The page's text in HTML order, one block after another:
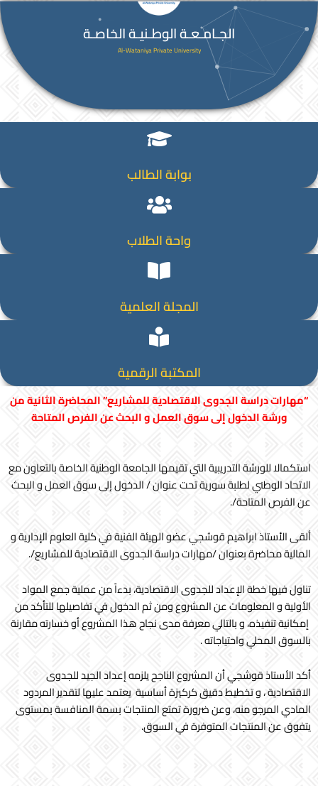
الجـامـعـة الوطـنيـة الخاصـة
Al-Wataniya Private University
بوابة الطالب
واحة الطلاب
المجلة العلمية
المكتبة الرقمية
“مهارات دراسة الجدوى الاقتصادية للمشاريع” المحاضرة الثانية من
ورشة الدخول إلى سوق العمل و البحث عن الفرص المتاحة
استكمالا للورشة التدريبية التي تقيمها الجامعة الوطنية الخاصة بالتعاون مع
الاتحاد الوطني لطلبة سورية تحت عنوان / الدخول إلى سوق العمل و البحث
عن الفرص المتاحة/.
ألقى الأستاذ ابراهيم قوشجي عضو الهيئة الفنية في كلية العلوم الإدارية و
المالية محاضرة بعنوان /مهارات دراسة الجدوى الاقتصادية للمشاريع/.
تناول فيها خطة الإعداد للجدوى الاقتصادية، بدءاً من عملية جمع المواد
الأولية و المعلومات عن المشروع ومن ثم الدخول في تفاصيلها للتأكد من
إمكانية تنفيذه، و بالتالي معرفة مدى نجاح هذا المشروع أو خسارته مقارنة
بالسوق المحلي واحتياجاته .
أكد الأستاذ قوشجي أن المشروع الناجح يلزمه إعداد الجيد للجدوى
الاقتصادية ، و تخطيط دقيق كركيزة أساسية يعتمد عليها لتقدير المردود
المادي المرجو منه، وعن ضرورة تمتع المنتجات بسمة المنافسة بمستوى
يتفوق عن المنتجات المتوفرة في السوق.